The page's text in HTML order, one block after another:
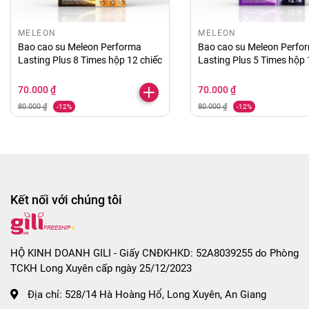
thêm gel quan hệ bằng miệng (có thể nuốt được),
kẹo ngậm the mát thơm miệng.
- Trong quá trình quan hệ, do là dòng bao có gân
nhám nhẹ có thể gây ra cảm giác đau rát cho phái
nữ nếu thời gian quan hệ kéo dài, bạn nên dùng
thêm các sản phẩm chai xịt, kem thoa chống xuất
tinh sớm.
- Sau khi quan hệ, bạn nên vệ sinh dương vật bằng
nước ấm, hoặc dung dịch vệ sinh vùng kín cho nam
giới.
MELEON
Bao cao su Meleon Performa
Lasting Plus 8 Times hộp 12 chiếc
70.000 ₫
80.000 ₫ -12%
MELEON
Bao cao su Meleon
Lasting Plus 5 Times hộp
70.000 ₫
80.000 ₫ -12%
Kết nối với chúng tôi
HỘ KINH DOANH GILI - Giấy CNĐKHKD: 52A8039255 do Phòng
TCKH Long Xuyên cấp ngày 25/12/2023
Địa chỉ: 528/14 Hà Hoàng Hổ, Long Xuyên, An Giang